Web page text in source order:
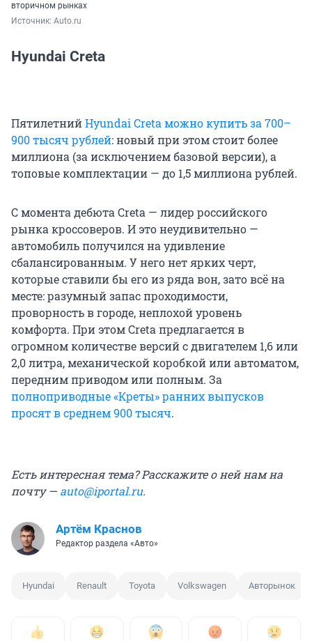
вторичном рынках
Источник: Auto.ru
Hyundai Creta
ПятилетнийHyundai Creta можно купить за 700–
900 тысяч рублей: новый при этом стоит более
миллиона (за исключением базовой версии), а
топовые комплектации — до 1,5 миллиона рублей.
С момента дебюта Creta — лидер российского
рынка кроссоверов. И это неудивительно —
автомобиль получился на удивление
сбалансированным. У него нет ярких черт,
которые ставили бы его из ряда вон, зато всё на
месте: разумный запас проходимости,
проворность в городе, неплохой уровень
комфорта. При этом Creta предлагается в
огромном количестве версий с двигателем 1,6 или
2,0 литра, механической коробкой или автоматом,
передним приводом или полным. За
полноприводные «Креты» ранних выпусков
просят в среднем 900 тысяч.
Есть интересная тема? Расскажите о ней нам на
почту — auto@iportal.ru.
Артём Краснов
Редактор раздела «Авто»
Hyundai Renault Toyota Volkswagen Авторынок